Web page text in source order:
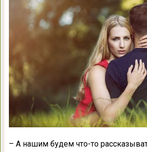
– А нашим будем что-то